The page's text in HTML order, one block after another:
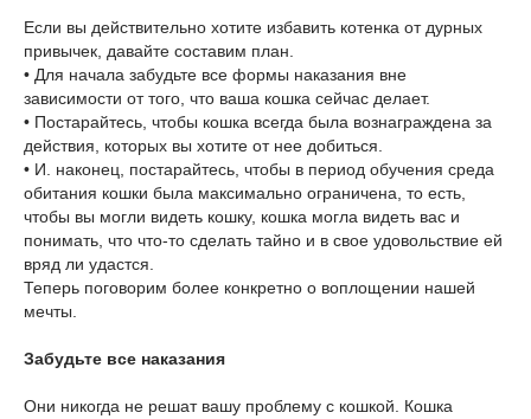
Если вы действительно хотите избавить котенка от дурных
привычек, давайте составим план.
• Для начала забудьте все формы наказания вне
зависимости от того, что ваша кошка сейчас делает.
• Постарайтесь, чтобы кошка всегда была вознаграждена за
действия, которых вы хотите от нее добиться.
• И. наконец, постарайтесь, чтобы в период обучения среда
обитания кошки была максимально ограничена, то есть,
чтобы вы могли видеть кошку, кошка могла видеть вас и
понимать, что что-то сделать тайно и в свое удовольствие ей
вряд ли удастся.
Теперь поговорим более конкретно о воплощении нашей
мечты.
Забудьте все наказания
Они никогда не решат вашу проблему с кошкой. Кошка